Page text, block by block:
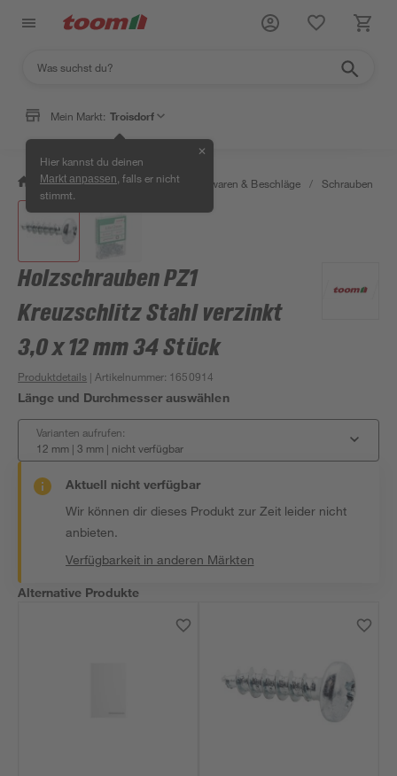
Mein Markt: Troisdorf
Hier kannst du deinen
Markt anpassen , falls er nicht
stimmt.
✕
/ Werkstatt & Maschinen / Eisenwaren & Beschläge / Schrauben
Holzschrauben PZ1
Kreuzschlitz Stahl verzinkt
3,0 x 12 mm 34 Stück
Produktdetails | Artikelnummer: 1650914
Länge und Durchmesser auswählen
Varianten aufrufen:
12 mm | 3 mm | nicht verfügbar
Aktuell nicht verfügbar
Wir können dir dieses Produkt zur Zeit leider nicht
anbieten.
Verfügbarkeit in anderen Märkten
Alternative Produkte